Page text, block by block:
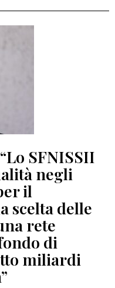
SFNISSII
negli
il
scelta delle
rete
di
miliardi